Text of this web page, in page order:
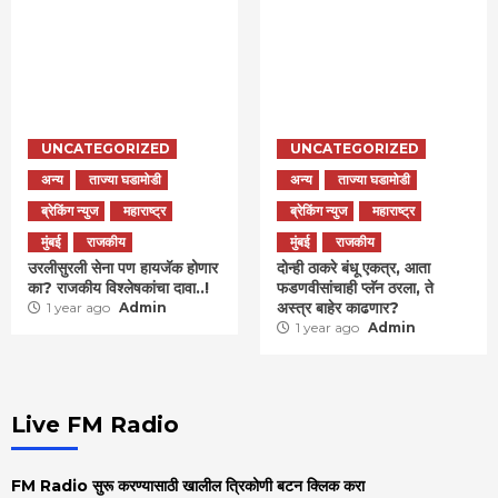
UNCATEGORIZED
अन्य
ताज्या घडामोडी
ब्रेकिंग न्युज
महाराष्ट्र
मुंबई
राजकीय
उरलीसुरली सेना पण हायजॅक होणार
का? राजकीय विश्लेषकांचा दावा..!
1 year ago Admin
UNCATEGORIZED
अन्य
ताज्या घडामोडी
ब्रेकिंग न्युज
महाराष्ट्र
मुंबई
राजकीय
दोन्ही ठाकरे बंधू एकत्र, आता
फडणवीसांचाही प्लॅन ठरला, ते
अस्त्र बाहेर काढणार?
1 year ago Admin
Live FM Radio
FM Radio सुरू करण्यासाठी खालील त्रिकोणी बटन क्लिक करा